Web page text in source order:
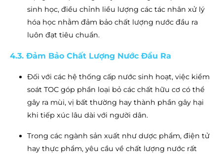
sinh học, điều chỉnh liều lượng các tác nhân xử lý
hóa học nhằm đảm bảo chất lượng nước đầu ra
luôn đạt tiêu chuẩn.
4.3. Đảm Bảo Chất Lượng Nước Đầu Ra
Đối với các hệ thống cấp nước sinh hoạt, việc kiểm
soát TOC góp phần loại bỏ các chất hữu cơ có thể
gây ra mùi, vị bất thường hay thành phần gây hại
khi tiếp xúc lâu dài với người dân.
Trong các ngành sản xuất như dược phẩm, điện tử
hay thực phẩm, yêu cầu về chất lượng nước rất